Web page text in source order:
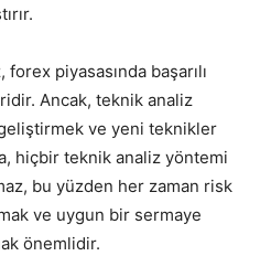
piyasasında başarılı
Ancak, teknik analiz
ve yeni teknikler
hiçbir teknik analiz yöntemi
bu yüzden her zaman risk
ve uygun bir sermaye
önemlidir.